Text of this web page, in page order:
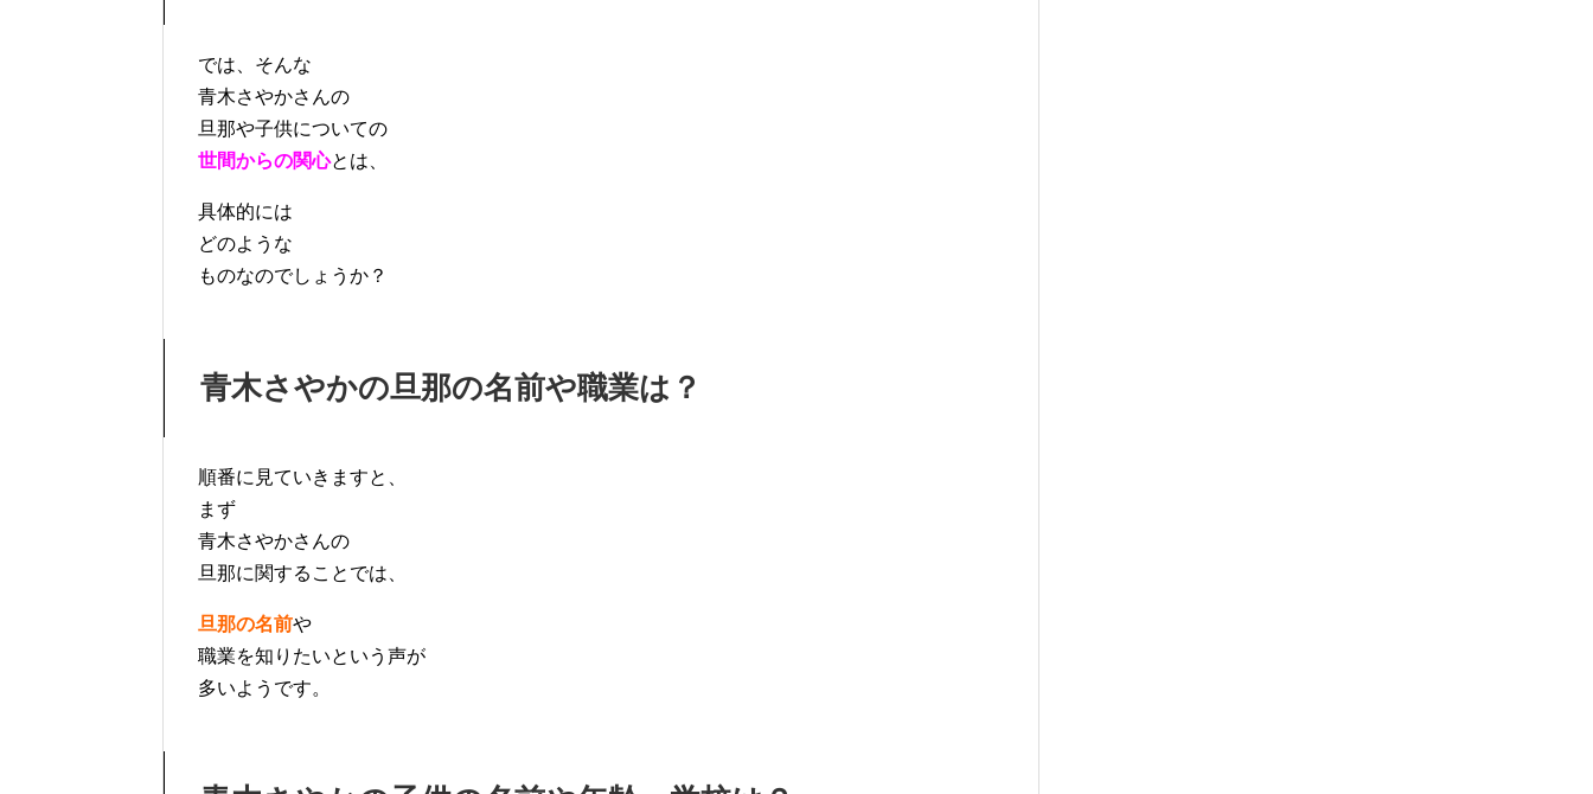
では、そんな
青木さやかさんの
旦那や子供についての
世間からの関心とは、
具体的には
どのような
ものなのでしょうか？
青木さやかの旦那の名前や職業は？
順番に見ていきますと、
まず
青木さやかさんの
旦那に関することでは、
旦那の名前や
職業を知りたいという声が
多いようです。